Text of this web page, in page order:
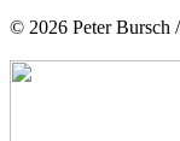
© 2026 Peter Bursch